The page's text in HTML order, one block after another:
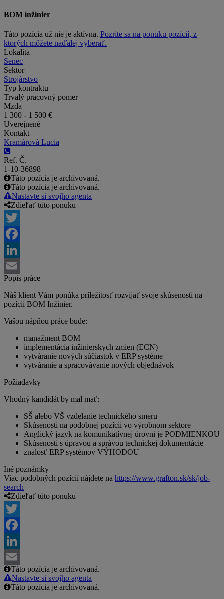
BOM inžinier
Táto pozícia už nie je aktívna. Pozrite sa na ponuku pozícií, z
ktorých môžete naďalej vyberať.
Lokalita
Senec
Sektor
Strojárstvo
Typ kontraktu
Trvalý pracovný pomer
Mzda
1 300 - 1 500 €
Uverejnené
Kontakt
Kramárová Lucia
Ref. Č.
1-10-36898
Táto pozícia je archivovaná.
Táto pozícia je archivovaná.
Nastavte si svojho agenta
Zdieľať túto ponuku
Twitter
Facebook
LinkedIn
Email
Popis práce
Náš klient Vám ponúka príležitosť rozvíjať svoje skúsenosti na
pozícii BOM Inžinier.
Vašou nápňou práce bude:
manažment BOM
implementácia inžinierskych zmien (ECN)
vytváranie nových súčiastok v ERP systéme
vytváranie a spracovávanie nových objednávok
Požiadavky
Vhodný kandidát by mal mať:
SŠ alebo VŠ vzdelanie technického smeru
Skúsenosti na podobnej pozícii vo výrobnom sektore
Anglický jazyk na komunikatívnej úrovni je PODMIENKOU
Skúsenosti s úpravou a správou technickej dokumentácie
znalosť ERP systémov VÝHODOU
Iné poznámky
Viac podobných pozícií nájdete na https://www.grafton.sk/sk/job-
search
Zdieľať túto ponuku
Twitter
Facebook
LinkedIn
Email
Táto pozícia je archivovaná.
Nastavte si svojho agenta
Táto pozícia je archivovaná.